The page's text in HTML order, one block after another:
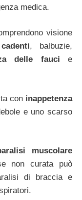
medica.
visione
, balbuzie,
delle fauci e
con inappetenza
e uno scarso
muscolare
non curata può
di braccia e